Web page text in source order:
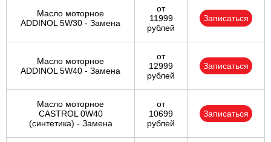
Масло моторное
ADDINOL 5W30 - Замена
от
11999
рублей
Записаться
Масло моторное
ADDINOL 5W40 - Замена
от
12999
рублей
Записаться
Масло моторное
CASTROL 0W40
(синтетика) - Замена
от
10699
рублей
Записаться